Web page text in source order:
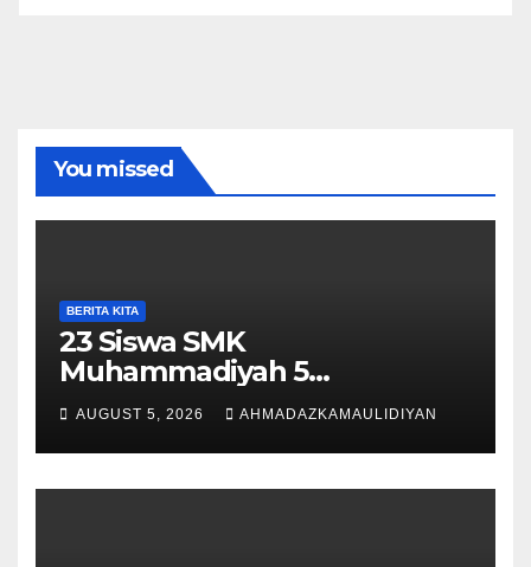
You missed
BERITA KITA
23 Siswa SMK
Muhammadiyah 5
Purwantoro Terpilih Menjadi
Pengibar Bendera HUT ke-81
RI Tingkat Kecamatan
Purwantoro
AUGUST 5, 2026 AHMADAZKAMAULIDIYAN